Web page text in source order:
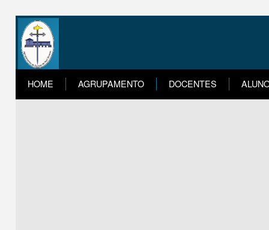
HOME AGRUPAMENTO DOCENTES